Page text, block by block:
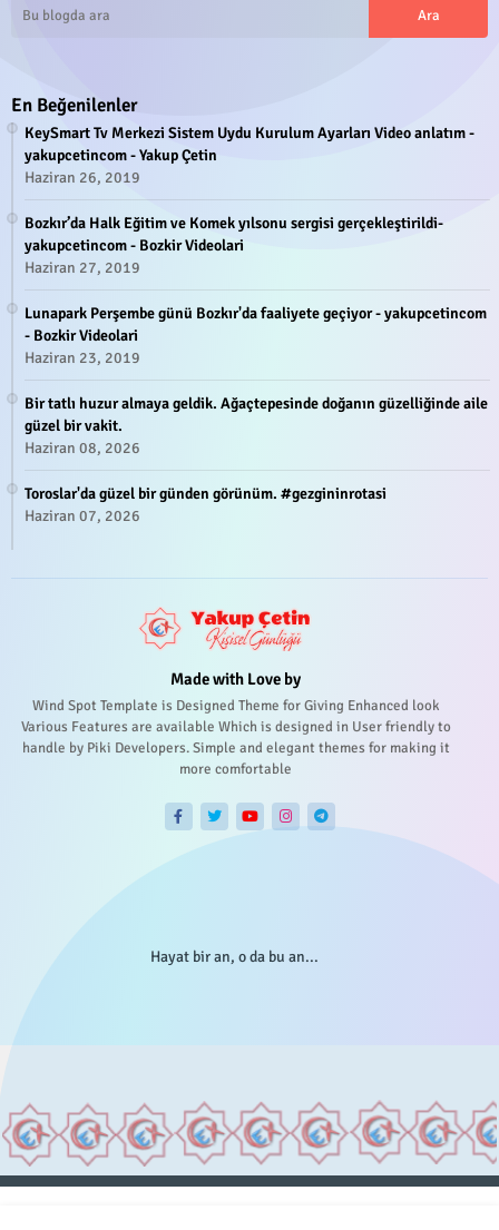
En Beğenilenler
KeySmart Tv Merkezi Sistem Uydu Kurulum Ayarları Video anlatım -
yakupcetincom - Yakup Çetin
Haziran 26, 2019
Bozkır’da Halk Eğitim ve Komek yılsonu sergisi gerçekleştirildi-
yakupcetincom - Bozkir Videolari
Haziran 27, 2019
Lunapark Perşembe günü Bozkır'da faaliyete geçiyor - yakupcetincom
- Bozkir Videolari
Haziran 23, 2019
Bir tatlı huzur almaya geldik. Ağaçtepesinde doğanın güzelliğinde aile
güzel bir vakit.
Haziran 08, 2026
Toroslar'da güzel bir günden görünüm. #gezgininrotasi
Haziran 07, 2026
Made with Love by
Wind Spot Template is Designed Theme for Giving Enhanced look
Various Features are available Which is designed in User friendly to
handle by Piki Developers. Simple and elegant themes for making it
more comfortable
Hayat bir an, o da bu an...